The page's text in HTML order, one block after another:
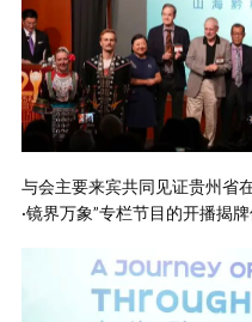
与会主要来宾共同见证贵州省
·镜界万象”专栏节目的开播揭牌